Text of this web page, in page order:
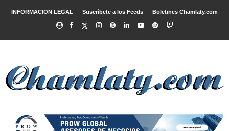
INFORMACION LEGAL Suscríbete a los Feeds Boletines Chamlaty.com